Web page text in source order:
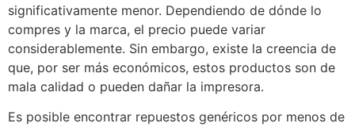
significativamente menor. Dependiendo de dónde lo
compres y la marca, el precio puede variar
considerablemente. Sin embargo, existe la creencia de
que, por ser más económicos, estos productos son de
mala calidad o pueden dañar la impresora.
Es posible encontrar repuestos genéricos por menos de